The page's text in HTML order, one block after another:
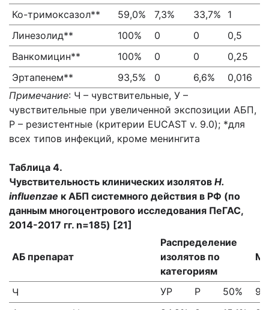
Ко-тримоксазол**
59,0% 7,3% 33,7% 1
Линезолид**
100% 0 0 0,5
Ванкомицин**
100% 0 0 0,25
Эртапенем**
93,5% 0 6,6% 0,016
Примечание: Ч – чувствительные, У –
чувствительные при увеличенной экспозиции АБП,
Р – резистентные (критерии EUCAST v. 9.0); *для
всех типов инфекций, кроме менингита
Таблица 4.
Чувствительность клинических изолятов H.
influenzae к АБП системного действия в РФ (по
данным многоцентрового исследования ПеГАС,
2014-2017 гг. n=185) [21]
АБ препарат
Распределение
изолятов по
категориям
Ч УР Р 50%